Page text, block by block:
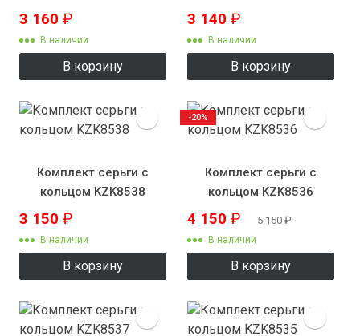
3 160 ₽
В наличии
В корзину
3 140 ₽
В наличии
В корзину
Комплект серьги с
кольцом KZK8538
3 150 ₽
В наличии
В корзину
Комплект серьги с
кольцом KZK8536
4 150 ₽ 5 150₽
В наличии
В корзину
-20%